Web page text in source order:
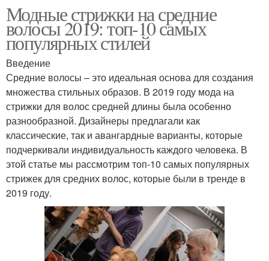
Модные стрижки на средние
волосы 2019: топ-10 самых
популярных стилей
Введение
Средние волосы – это идеальная основа для создания
множества стильных образов. В 2019 году мода на
стрижки для волос средней длины была особенно
разнообразной. Дизайнеры предлагали как
классические, так и авангардные варианты, которые
подчеркивали индивидуальность каждого человека. В
этой статье мы рассмотрим топ-10 самых популярных
стрижек для средних волос, которые были в тренде в
2019 году.